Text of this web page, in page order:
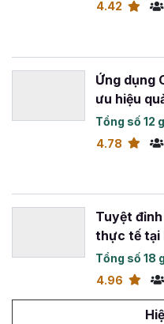
được tiếp cận với
hướng tiến triển
Còn chần chờ gì nữa mà
đỉnh sản xuất Video
bắt đầu sáng tạo những
hút ngay bây giờ!
4.42
Ứng dụng
ưu hiệu
sáng tạo
Tổng số 12
4.78
Tuyệt
thực tế tại
Tổng số 18
4.96